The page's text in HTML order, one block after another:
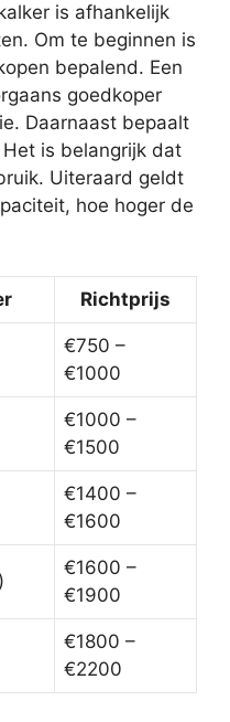
is afhankelijk
Om te beginnen is
bepalend. Een
goedkoper
Daarnaast bepaalt
is belangrijk dat
Uiteraard geldt
hoe hoger de
Richtprijs
€750 –
€1000
€1000 –
€1500
€1400 –
€1600
€1600 –
€1900
€1800 –
€2200